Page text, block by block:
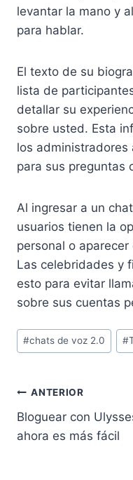
levantar la mano y
para hablar.
El texto de su
lista de
detallar su
sobre usted. Esta
los administradores
para sus preguntas
Al ingresar a un
usuarios tienen la
personal o
Las celebridades y
esto para evitar
sobre sus cuentas
Etiquetas
de
entrada:
#chats de voz 2.0 #
Navegación
de
ANTERIOR
Bloguear con
ahora es más fácil